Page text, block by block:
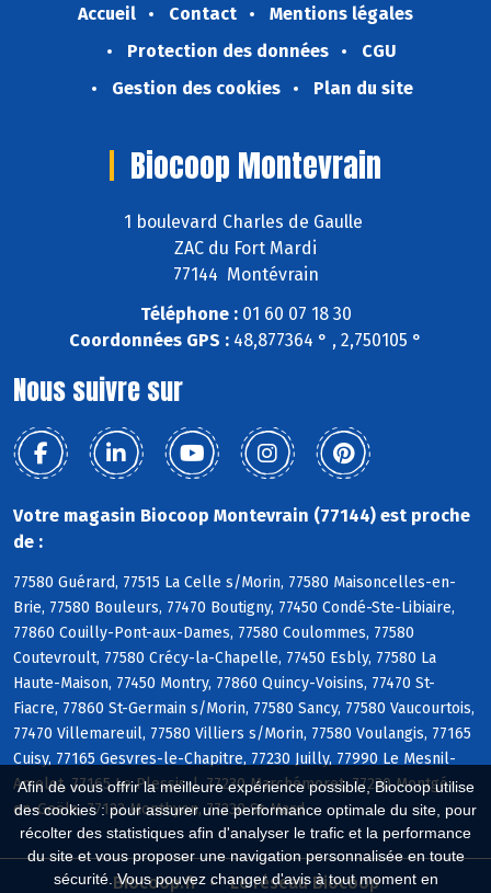
Afin de vous offrir la meilleure expérience possible, Biocoop utilise
des cookies : pour assurer une performance optimale du site, pour
récolter des statistiques afin d'analyser le trafic et la performance
du site et vous proposer une navigation personnalisée en toute
sécurité. Vous pouvez changer d'avis à tout moment en
Accueil Contact
Mentions légales
Protection des données
CGU
Gestion des cookies
Plan du site
Biocoop Montevrain
1 boulevard Charles de Gaulle
ZAC du Fort Mardi
77144 Montévrain
Téléphone :01 60 07 18 30
Coordonnées GPS : 48,877364 ° , 2,750105 °
Nous suivre sur
Votre magasin Biocoop Montevrain (77144) est proche
de :
77580 Guérard, 77515 La Celle s/Morin, 77580 Maisoncelles-en-
Brie, 77580 Bouleurs, 77470 Boutigny, 77450 Condé-Ste-Libiaire,
77860 Couilly-Pont-aux-Dames, 77580 Coulommes, 77580
Coutevroult, 77580 Crécy-la-Chapelle, 77450 Esbly, 77580 La
Haute-Maison, 77450 Montry, 77860 Quincy-Voisins, 77470 St-
Fiacre, 77860 St-Germain s/Morin, 77580 Sancy, 77580 Vaucourtois,
77470 Villemareuil, 77580 Villiers s/Morin, 77580 Voulangis, 77165
Cuisy, 77165 Gesvres-le-Chapitre, 77230 Juilly, 77990 Le Mesnil-
Amelot, 77165 Le Plessis-l, 77230 Marchémoret, 77230 Montgé-
en-Goële, 77122 Monthyon, 77230 St-Mard
Biocoop.fr Le réseau Biocoop